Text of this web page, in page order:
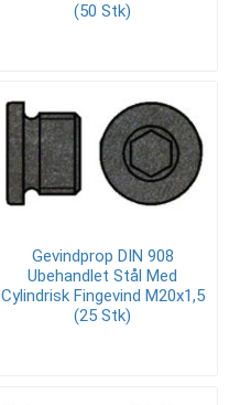
(50 Stk)
Gevindprop DIN 908
Ubehandlet Stål Med
Cylindrisk Fingevind M20x1,5
(25 Stk)